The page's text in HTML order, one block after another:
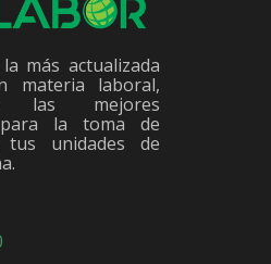
más actualizada
materia laboral,
las mejores
para la toma de
tus unidades de